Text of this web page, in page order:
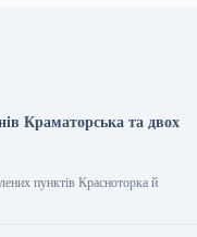
Краматорська та двох
пунктів Красноторка й